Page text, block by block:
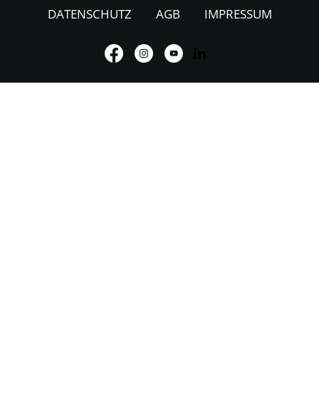
DATENSCHUTZ AGB IMPRESSUM